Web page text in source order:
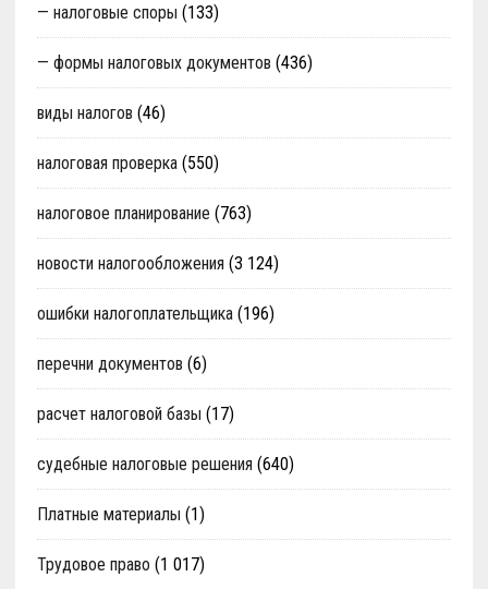
— налоговые споры (133)
— формы налоговых документов (436)
виды налогов (46)
налоговая проверка(550)
налоговое планирование (763)
новости налогообложения (3 124)
ошибки налогоплательщика(196)
перечни документов (6)
расчет налоговой базы (17)
судебные налоговые решения (640)
Платные материалы (1)
Трудовое право (1 017)